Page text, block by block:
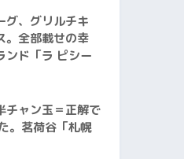
グ、グリルチキ
。全部載せの幸
ンド「ラ ピシー
チャン玉＝正解で
。茗荷谷「札幌